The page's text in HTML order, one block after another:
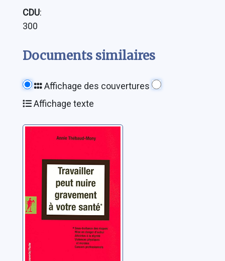
CDU:
300
Documents similaires
Affichage des couvertures
Affichage texte
Travailler peut
à votre santé:
sous-traitance
des risques,
mise en danger
d'autrui, atteinte
à la dignité,
violences
Thébaud-Mony, Annie